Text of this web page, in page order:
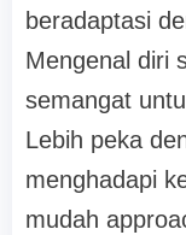
beradaptasi
Mengenal diri
semangat
Lebih peka
menghadapi
mudah